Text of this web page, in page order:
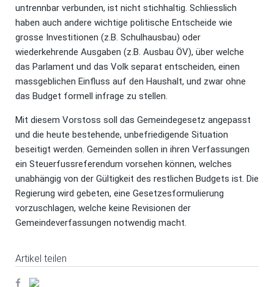
untrennbar verbunden, ist nicht stichhaltig. Schliesslich
haben auch andere wichtige politische Entscheide wie
grosse Investitionen (z.B. Schulhausbau) oder
wiederkehrende Ausgaben (z.B. Ausbau ÖV), über welche
das Parlament und das Volk separat entscheiden, einen
massgeblichen Einfluss auf den Haushalt, und zwar ohne
das Budget formell infrage zu stellen.
Mit diesem Vorstoss soll das Gemeindegesetz angepasst
und die heute bestehende, unbefriedigende Situation
beseitigt werden. Gemeinden sollen in ihren Verfassungen
ein Steuerfussreferendum vorsehen können, welches
unabhängig von der Gültigkeit des restlichen Budgets ist. Die
Regierung wird gebeten, eine Gesetzesformulierung
vorzuschlagen, welche keine Revisionen der
Gemeindeverfassungen notwendig macht.
Artikel teilen